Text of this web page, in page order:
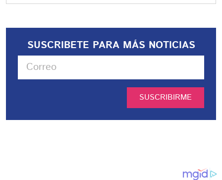
SUSCRIBETE PARA MÁS NOTICIAS
SUSCRIBIRME